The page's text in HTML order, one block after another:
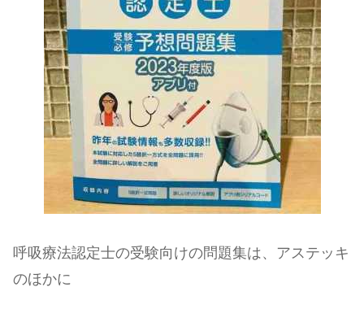
呼吸療法認定士の受験向けの問題集は、アステッキ
のほかに